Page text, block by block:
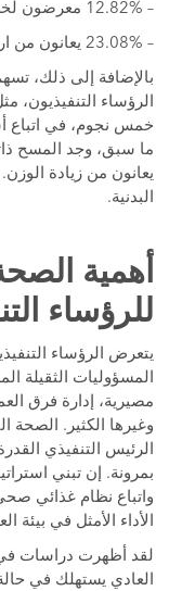
– 12.82% معرضون لخطر الإصابة بمرض السكري.
– 23.08% يعانون من ارتفاع مستويات الكوليسترول في الدم.
بالإضافة إلى ذلك، تسهم
الرؤساء التنفيذيون،
خمس نجوم، في اتباع
البدنية.
أهمية
للرؤساء
يتعرض الرؤساء
المسؤوليات الثقيلة
مصيرية، إدارة فرق
وغيرها الكثير. الصحة
الرئيس التنفيذي
بمرونة. إن تبني
واتباع نظام غذائي
الأداء الأمثل في بيئة
لقد أظهرت دراسات